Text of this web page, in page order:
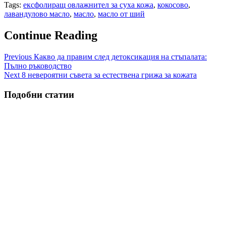
Tags: ексфолиращ овлажнител за суха кожа, кокосово,
лавандулово масло, масло, масло от ший
Continue Reading
Previous Какво да правим след детоксикация на стъпалата:
Пълно ръководство
Next 8 невероятни съвета за естествена грижа за кожата
Подобни статии